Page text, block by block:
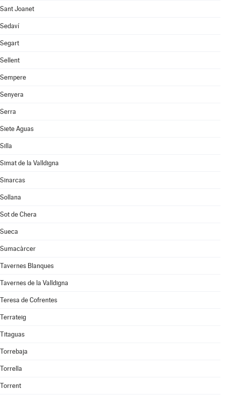
Sant Joanet
Sedaví
Segart
Sellent
Sempere
Senyera
Serra
Siete Aguas
Silla
Simat de la Valldigna
Sinarcas
Sollana
Sot de Chera
Sueca
Sumacàrcer
Tavernes Blanques
Tavernes de la Valldigna
Teresa de Cofrentes
Terrateig
Titaguas
Torrebaja
Torrella
Torrent